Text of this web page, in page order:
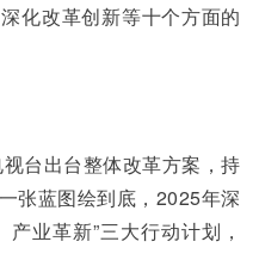
化改革创新等十个方面的
台出台整体改革方案，持
张蓝图绘到底，2025年深
业革新”三大行动计划，